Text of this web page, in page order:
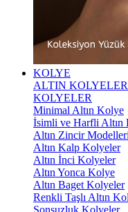
KOLYE
ALTIN KOLYELER
KOLYELER
Minimal Altın Kolye
İsimli ve Harfli Altın
Altın Zincir Modelleri
Altın Kalp Kolyeler
Altın İnci Kolyeler
Altın Yonca Kolye
Altın Baget Kolyeler
Renkli Taşlı Altın
Sonsuzluk Kolyeler